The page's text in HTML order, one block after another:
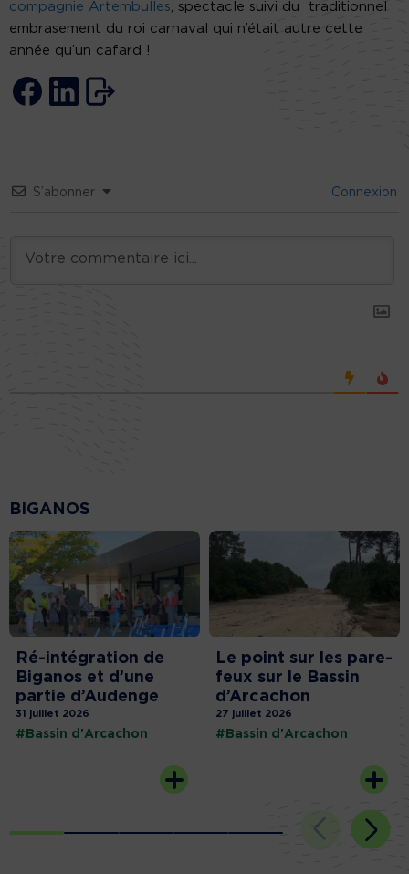
compagnie Artembulles , spectacle suivi du traditionnel
embrasement du roi carnaval qui n’était autre cette
année qu’un cafard !
S’abonner Connexion
BIGANOS
Ré-intégration de
Biganos et d’une
partie d’Audenge
31 juillet 2026
#Bassin d'Arcachon
Le point sur les pare-
feux sur le Bassin
d’Arcachon
27 juillet 2026
#Bassin d'Arcachon